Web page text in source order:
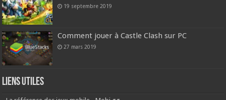
19 septembre 2019
Comment jouer à Castle Clash sur PC
27 mars 2019
Liens Utiles